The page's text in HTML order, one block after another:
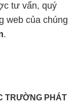
tư vấn, quý
web của chúng
.
TRƯỜNG PHÁT